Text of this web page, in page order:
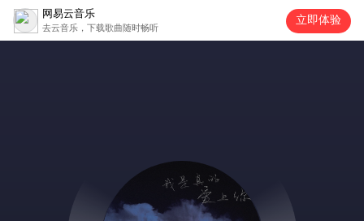
网易云音乐
去云音乐，下载歌曲随时畅听
立即体验